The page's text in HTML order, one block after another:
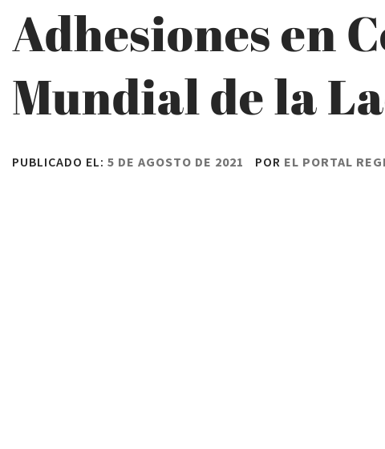
Adhesiones en
Mundial de la
PUBLICADO EL: 5 DE AGOSTO DE 2021 POR EL PORTAL